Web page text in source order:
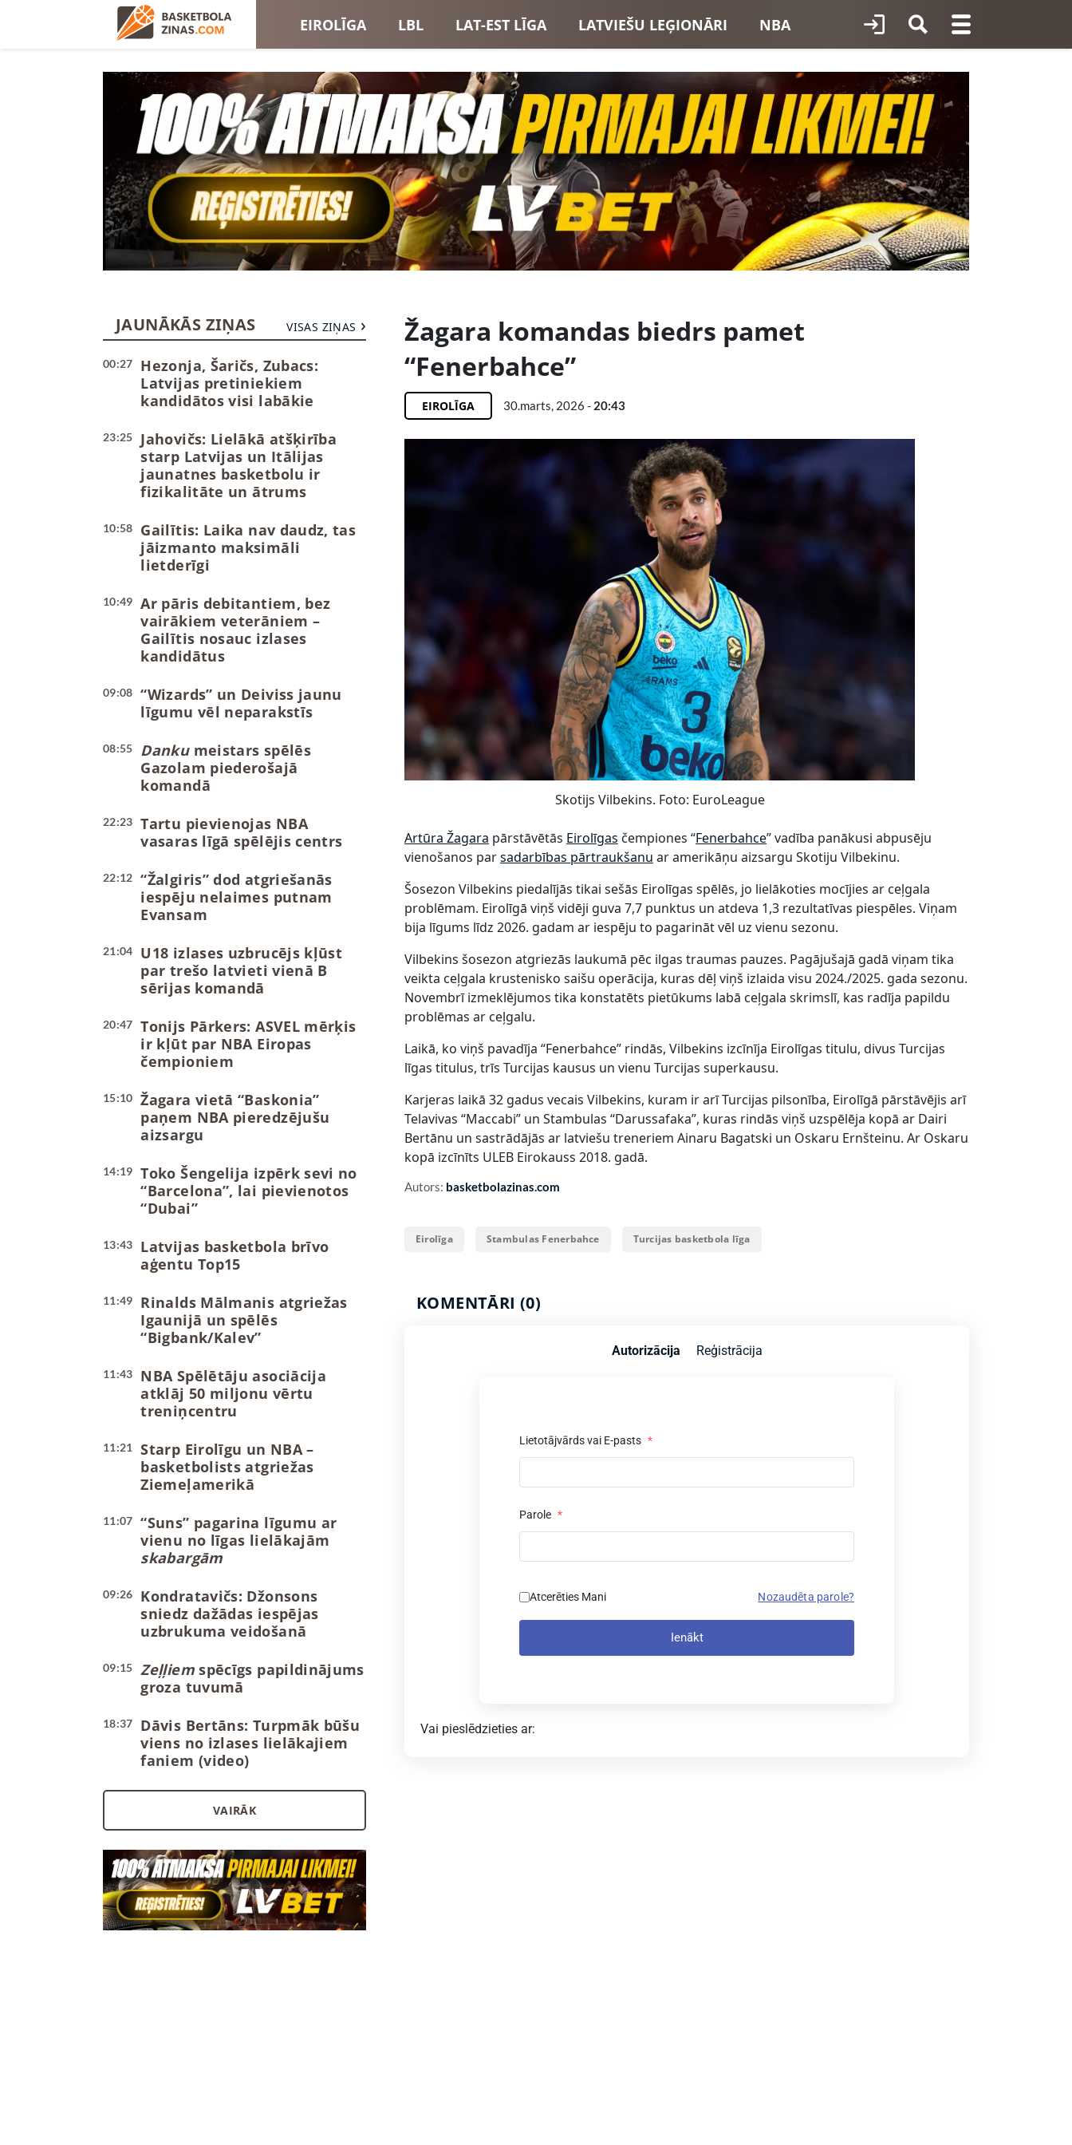
EIROLĪGA LBL LAT-EST LĪGA LATVIEŠU LEĢIONĀRI NBA
EIROKAUSI LATVIJAS IZLASE
JAUNĀKĀS ZIŅAS VISAS ZIŅAS
00:27
Hezonja, Šaričs, Zubacs:
Latvijas pretiniekiem
kandidātos visi labākie
23:25
Jahovičs: Lielākā atšķirība
starp Latvijas un Itālijas
jaunatnes basketbolu ir
fizikalitāte un ātrums
10:58
Gailītis: Laika nav daudz, tas
jāizmanto maksimāli
lietderīgi
10:49
Ar pāris debitantiem, bez
vairākiem veterāniem –
Gailītis nosauc izlases
kandidātus
09:08
“Wizards” un Deiviss jaunu
līgumu vēl neparakstīs
08:55 Dankumeistars spēlēs
Gazolam piederošajā
komandā
22:23
Tartu pievienojas NBA
vasaras līgā spēlējis centrs
22:12
“Žalgiris” dod atgriešanās
iespēju nelaimes putnam
Evansam
21:04
U18 izlases uzbrucējs kļūst
par trešo latvieti vienā B
sērijas komandā
20:47
Tonijs Pārkers: ASVEL mērķis
ir kļūt par NBA Eiropas
čempioniem
15:10
Žagara vietā “Baskonia”
paņem NBA pieredzējušu
aizsargu
14:19
Toko Šengelija izpērk sevi no
“Barcelona”, lai pievienotos
“Dubai”
13:43
Latvijas basketbola brīvo
aģentu Top15
11:49
Rinalds Mālmanis atgriežas
Igaunijā un spēlēs
“Bigbank/Kalev”
11:43
NBA Spēlētāju asociācija
atklāj 50 miljonu vērtu
treniņcentru
11:21
Starp Eirolīgu un NBA –
basketbolists atgriežas
Ziemeļamerikā
11:07
“Suns” pagarina līgumu ar
vienu no līgas lielākajām
skabargām
09:26
Kondratavičs: Džonsons
sniedz dažādas iespējas
uzbrukuma veidošanā
09:15 Zeļļiemspēcīgs papildinājums
groza tuvumā
18:37
Dāvis Bertāns: Turpmāk būšu
viens no izlases lielākajiem
faniem (video)
VAIRĀK
Žagara komandas biedrs pamet
“Fenerbahce”
EIROLĪGA 30.marts, 2026 - 20:43
Skotijs Vilbekins. Foto: EuroLeague
Artūra Žagara pārstāvētās Eirolīgas čempiones “Fenerbahce” vadība panākusi abpusēju
vienošanos parsadarbības pārtraukšanu ar amerikāņu aizsargu Skotiju Vilbekinu.
Šosezon Vilbekins piedalījās tikai sešās Eirolīgas spēlēs, jo lielākoties mocījies ar ceļgala
problēmam. Eirolīgā viņš vidēji guva 7,7 punktus un atdeva 1,3 rezultatīvas piespēles. Viņam
bija līgums līdz 2026. gadam ar iespēju to pagarināt vēl uz vienu sezonu.
Vilbekins šosezon atgriezās laukumā pēc ilgas traumas pauzes. Pagājušajā gadā viņam tika
veikta ceļgala krustenisko saišu operācija, kuras dēļ viņš izlaida visu 2024./2025. gada sezonu.
Novembrī izmeklējumos tika konstatēts pietūkums labā ceļgala skrimslī, kas radīja papildu
problēmas ar ceļgalu.
Laikā, ko viņš pavadīja “Fenerbahce” rindās, Vilbekins izcīnīja Eirolīgas titulu, divus Turcijas
līgas titulus, trīs Turcijas kausus un vienu Turcijas superkausu.
Karjeras laikā 32 gadus vecais Vilbekins, kuram ir arī Turcijas pilsonība, Eirolīgā pārstāvējis arī
Telavivas “Maccabi” un Stambulas “Darussafaka”, kuras rindās viņš uzspēlēja kopā ar Dairi
Bertānu un sastrādājās ar latviešu treneriem Ainaru Bagatski un Oskaru Ernšteinu. Ar Oskaru
kopā izcīnīts ULEB Eirokauss 2018. gadā.
Autors: basketbolazinas.com
Eirolīga Stambulas Fenerbahce Turcijas basketbola līga
KOMENTĀRI (0)
Autorizācija Reģistrācija
Lietotājvārds vai E-pasts *
Parole *
Atcerēties Mani Nozaudēta parole?
Ienākt
Vai pieslēdzieties ar: